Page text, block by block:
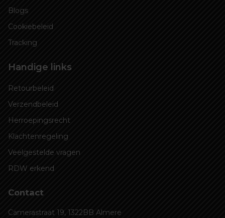
Blogs
Cookiebeleid
Tracking
Handige links
Retourbeleid
Verzendbeleid
Herroepingsrecht
Klachtenregeling
Veelgestelde vragen
RDW erkend
Contact
Camerastraat 19, 1322BB Almere